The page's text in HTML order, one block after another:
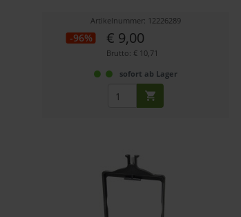
Artikelnummer: 12226289
-96% € 9,00
Brutto: € 10,71
sofort ab Lager